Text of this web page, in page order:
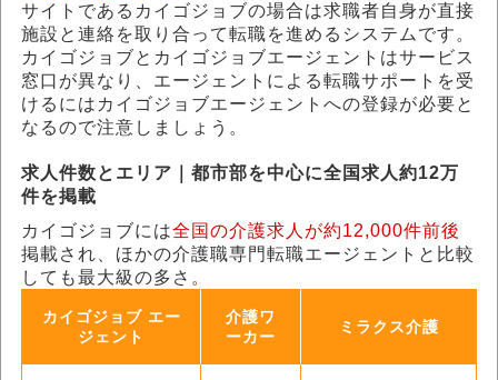
サイトであるカイゴジョブの場合は求職者自身が直接
施設と連絡を取り合って転職を進めるシステムです。
カイゴジョブとカイゴジョブエージェントはサービス
窓口が異なり、エージェントによる転職サポートを受
けるにはカイゴジョブエージェントへの登録が必要と
なるので注意しましょう。
求人件数とエリア｜都市部を中心に全国求人約12万
件を掲載
カイゴジョブには全国の介護求人が約12,000件前後
掲載され、ほかの介護職専門転職エージェントと比較
しても最大級の多さ。
カイゴジョブ エー
ジェント
介護ワ
ーカー
ミラクス介護